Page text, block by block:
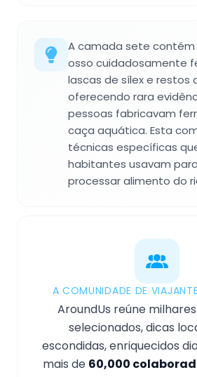
A camada sete contém
osso cuidadosamente
lascas de sílex e restos
oferecendo rara
pessoas fabricavam
caça aquática. Esta
técnicas específicas
habitantes usavam
processar alimento do
A COMUNIDADE DE
AroundUs reúne
selecionados, dicas
escondidas, enriquecidos
mais de 60,000